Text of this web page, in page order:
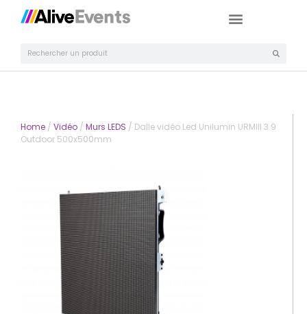
Home / Vidéo / Murs LEDS / Dalle vidéo Led Unilumin URMIII 3.9
Outdoor 500x500mm